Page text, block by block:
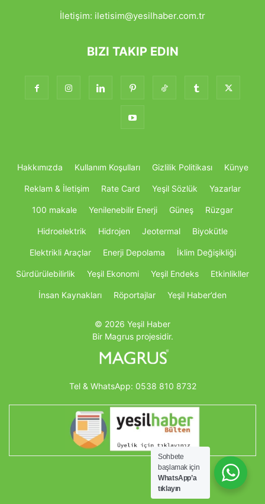
İletişim: iletisim@yesilhaber.com.tr
BIZI TAKIP EDIN
Hakkımızda Kullanım Koşulları Gizlilik Politikası Künye
Reklam & İletişim Rate Card Yeşil Sözlük Yazarlar
100 makale Yenilenebilir Enerji Güneş Rüzgar
Hidroelektrik Hidrojen Jeotermal Biyokütle
Elektrikli Araçlar Enerji Depolama İklim Değişikliği
Sürdürülebilirlik Yeşil Ekonomi Yeşil Endeks Etkinlikller
İnsan Kaynakları Röportajlar Yeşil Haber’den
© 2026 Yeşil Haber
Bir Magrus projesidir.
Tel & WhatsApp: 0538 810 8732
Sohbete
başlamak için
WhatsApp’a
tıklayın